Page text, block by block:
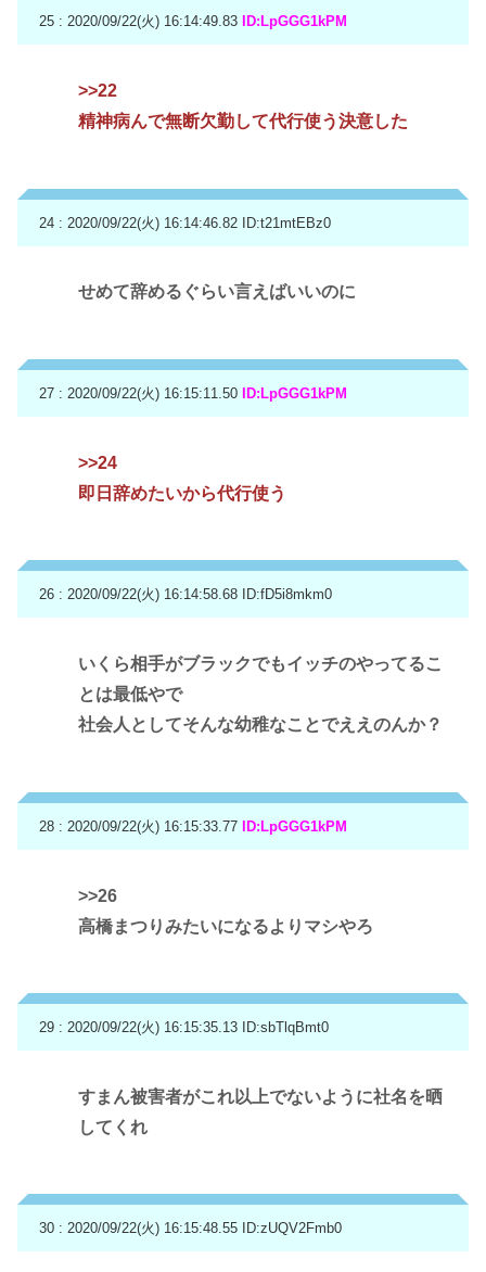
25 : 2020/09/22(火) 16:14:49.83 ID:LpGGG1kPM
>>22
精神病んで無断欠勤して代行使う決意した
24 : 2020/09/22(火) 16:14:46.82 ID:t21mtEBz0
せめて辞めるぐらい言えばいいのに
27 : 2020/09/22(火) 16:15:11.50 ID:LpGGG1kPM
>>24
即日辞めたいから代行使う
26 : 2020/09/22(火) 16:14:58.68 ID:fD5i8mkm0
いくら相手がブラックでもイッチのやってるこ
とは最低やで
社会人としてそんな幼稚なことでええのんか？
28 : 2020/09/22(火) 16:15:33.77 ID:LpGGG1kPM
>>26
高橋まつりみたいになるよりマシやろ
29 : 2020/09/22(火) 16:15:35.13 ID:sbTlqBmt0
すまん被害者がこれ以上でないように社名を晒
してくれ
30 : 2020/09/22(火) 16:15:48.55 ID:zUQV2Fmb0